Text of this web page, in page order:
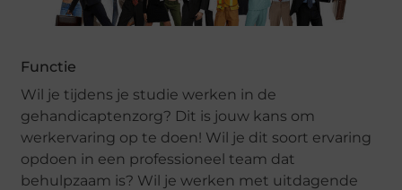
Functie
Wil je tijdens je studie werken in de
gehandicaptenzorg? Dit is jouw kans om
werkervaring op te doen! Wil je dit soort ervaring
opdoen in een professioneel team dat
behulpzaam is? Wil je werken met uitdagende